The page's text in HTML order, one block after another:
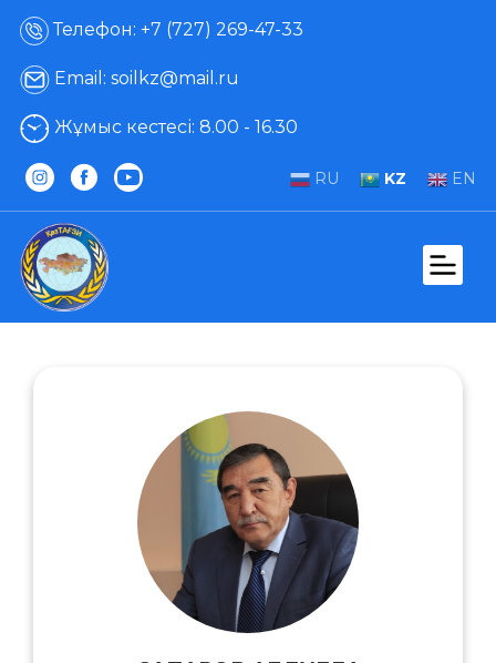
Телефон: +7 (727) 269-47-33
Email: soilkz@mail.ru
Жұмыс кестесі: 8.00 - 16.30
RU KZ EN